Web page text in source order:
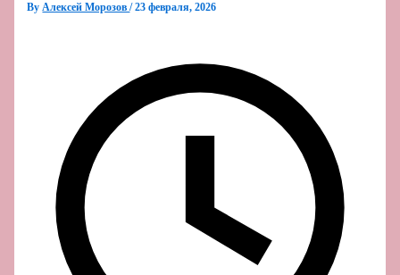
ByАлексей Морозов/23 февраля, 2026